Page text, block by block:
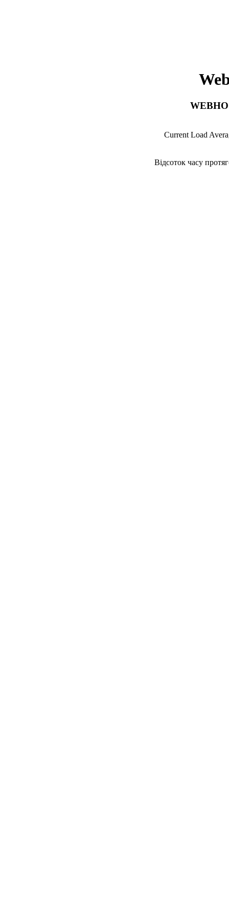
Current Load
Відсоток часу